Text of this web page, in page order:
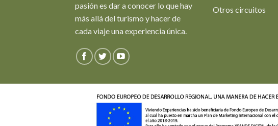
pasión es dar a conocer lo que hay
más allá del turismo y hacer de
cada viaje una experiencia única.
Otros circuitos